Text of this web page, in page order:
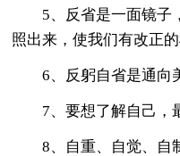
5、反省是一面镜子
照出来，使我们有改正
6、反躬自省是通
7、要想了解自己，
8、自重、自觉、自